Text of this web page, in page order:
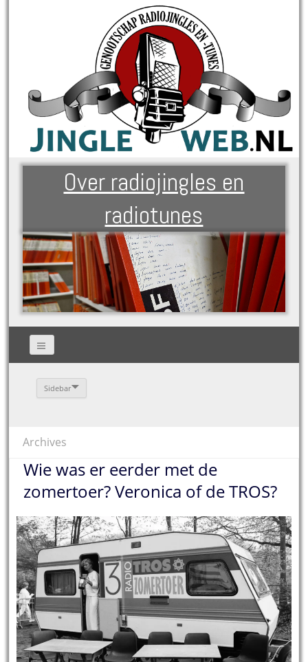
Over radiojingles en
radiotunes
Sidebar
Archives
Wie was er eerder met de
zomertoer? Veronica of de TROS?